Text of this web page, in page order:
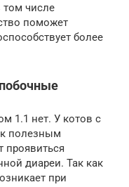
том числе
поможет
более
1.1 нет. У котов с
полезным
проявиться
диареи. Так как
при